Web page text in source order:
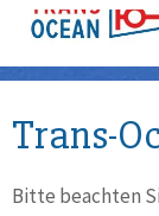
Trans-
Bitte beachten